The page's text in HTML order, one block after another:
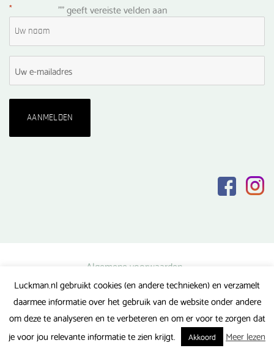
"
* " geeft vereiste velden aan
Algemene voorwaarden
Privacy verklaring
Veel gestelde vragen
Luckman.nl gebruikt cookies (en andere technieken) en verzamelt
daarmee informatie over het gebruik van de website onder andere
om deze te analyseren en te verbeteren en om er voor te zorgen dat
je voor jou relevante informatie te zien krijgt.
Akkoord Meer lezen